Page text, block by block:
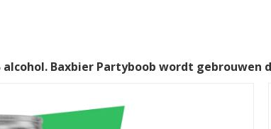
alcohol. Baxbier Partyboob wordt gebrouwen